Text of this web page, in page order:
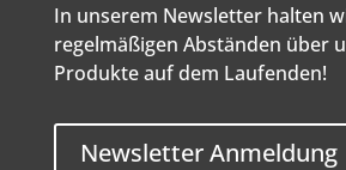
In unserem Newsletter halten
regelmäßigen Abständen über
Produkte auf dem Laufenden!
Newsletter Anmeldung